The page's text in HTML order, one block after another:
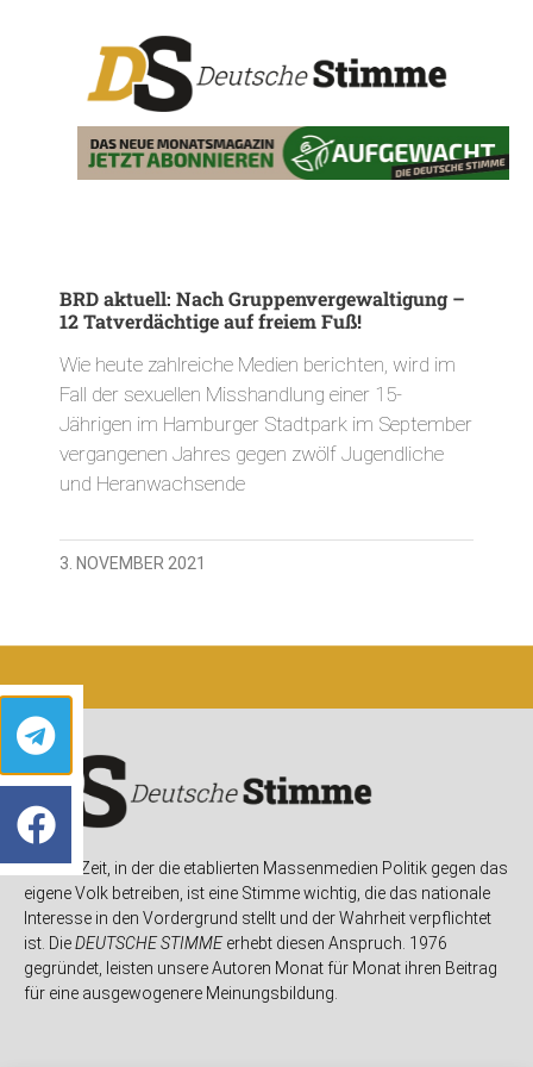
BRD aktuell: Nach Gruppenvergewaltigung –
12 Tatverdächtige auf freiem Fuß!
Wie heute zahlreiche Medien berichten, wird im
Fall der sexuellen Misshandlung einer 15-
Jährigen im Hamburger Stadtpark im September
vergangenen Jahres gegen zwölf Jugendliche
und Heranwachsende
3. NOVEMBER 2021
In einer Zeit, in der die etablierten Massenmedien Politik gegen das
eigene Volk betreiben, ist eine Stimme wichtig, die das nationale
Interesse in den Vordergrund stellt und der Wahrheit verpflichtet
ist. DieDEUTSCHE STIMMEerhebt diesen Anspruch. 1976
gegründet, leisten unsere Autoren Monat für Monat ihren Beitrag
für eine ausgewogenere Meinungsbildung.